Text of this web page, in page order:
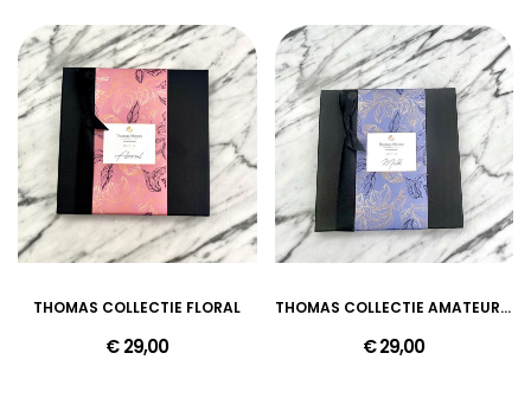
THOMAS COLLECTIE FLORAL
€ 29,00
THOMAS COLLECTIE AMATEUR MILK
€ 29,00